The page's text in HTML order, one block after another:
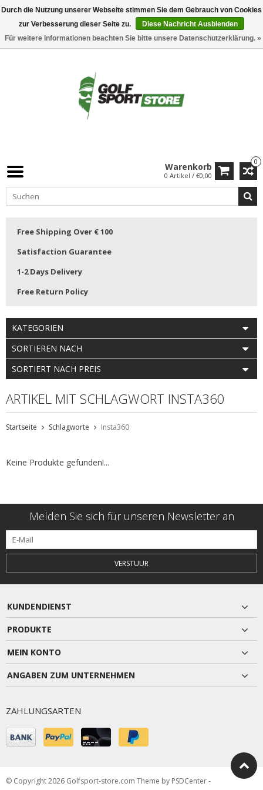
0
Warenkorb
0 Artikel / €0,00
Free Shipping Over € 100
Satisfaction Guarantee
1-2 Days Delivery
Free Return Policy
KATEGORIEN
SORTIEREN NACH
SORTIERT NACH PREIS
ARTIKEL MIT SCHLAGWORT INSTA360
Startseite Schlagworte Insta360
Keine Produkte gefunden!...
Melden Sie sich für unseren Newsletter an
VERSTUUR
KUNDENDIENST
PRODUKTE
MEIN KONTO
ANGABEN ZUM UNTERNEHMEN
ZAHLUNGSARTEN
© Copyright 2026 Golfsport-store.com Theme by PSDCenter-
Durch die Nutzung unserer Webseite stimmen Sie dem Gebrauch von Cookies
zur Verbesserung dieser Seite zu.
Diese Nachricht Ausblenden
Für weitere Informationen beachten Sie bitte unsere Datenschutzerklärung. »